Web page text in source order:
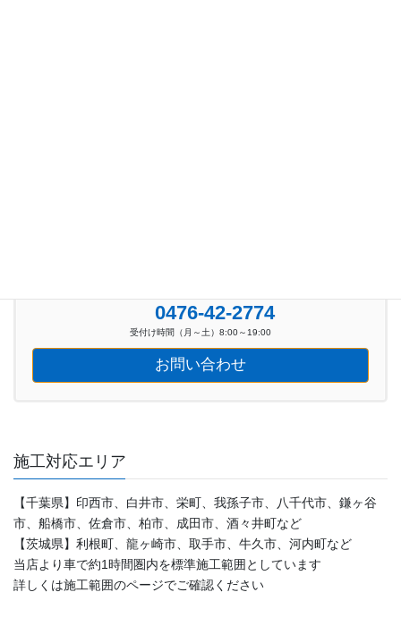
0476-42-2774
受付け時間（月～土）8:00～19:00
お問い合わせ
施工対応エリア
【千葉県】印西市、白井市、栄町、我孫子市、八千代市、鎌ヶ谷
市、船橋市、佐倉市、柏市、成田市、酒々井町など
【茨城県】利根町、龍ヶ崎市、取手市、牛久市、河内町など
当店より車で約1時間圏内を標準施工範囲としています
詳しくは施工範囲のページでご確認ください